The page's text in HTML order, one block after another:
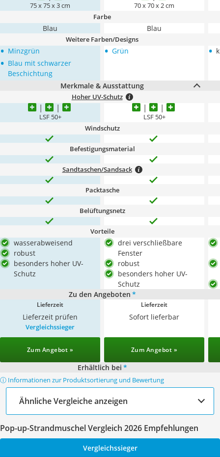
75 x 75 x 3 cm 70 x 70 x 2 cm
Farbe
Blau Blau
Weitere Farben/Designs
• Minzgrün
• Blau mit schwarzer
Beschichtung
• Grün •
Merkmale & Ausstattung
Hoher UV-Schutz
LSF 50+ LSF 50+
Windschutz
Befestigungsmaterial
Sandtaschen/Sandsack
Packtasche
Belüftungsnetz
Vorteile
wasserabweisend
robust
besonders hoher UV-
Schutz
drei verschließbare
Fenster
robust
besonders hoher UV-
Schutz
Zu den Angeboten *
Lieferzeit
Lieferzeit prüfen
Lieferzeit
Sofort lieferbar
Vergleichssieger
Zum Angebot » Zum Angebot »
Erhältlich bei *
ⓘ Informationen zur Produktsortierung und Bewertung
Ähnliche Vergleiche anzeigen
Pop-up-Strandmuschel Vergleich 2026 Empfehlungen
Vergleichssieger